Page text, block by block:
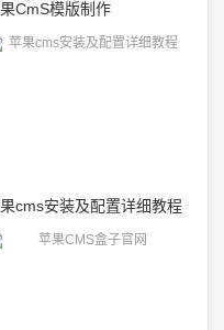
CmS模版制作
cms安装及配置详细教程